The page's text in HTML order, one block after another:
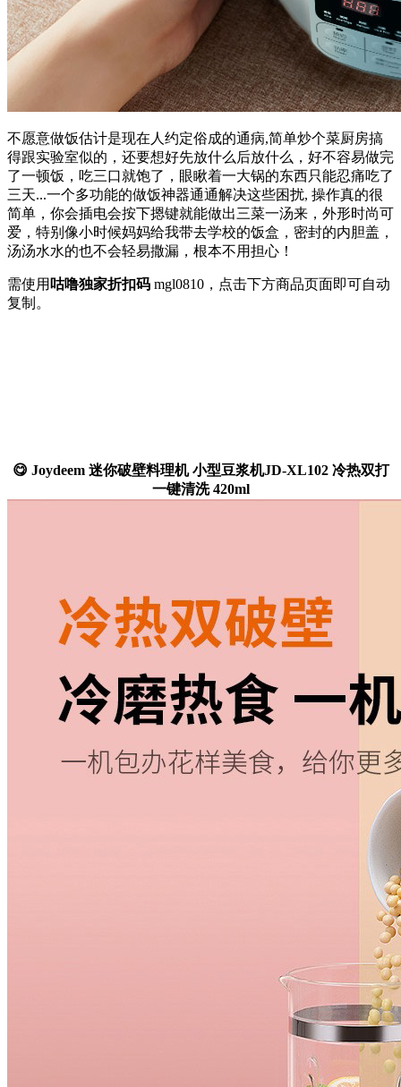
不愿意做饭估计是现在人约定俗成的通病,简单炒个菜厨房搞
得跟实验室似的，还要想好先放什么后放什么，好不容易做完
了一顿饭，吃三口就饱了，眼瞅着一大锅的东西只能忍痛吃了
三天...一个多功能的做饭神器通通解决这些困扰, 操作真的很
简单，你会插电会按下摁键就能做出三菜一汤来，外形时尚可
爱，特别像小时候妈妈给我带去学校的饭盒，密封的内胆盖，
汤汤水水的也不会轻易撒漏，根本不用担心！
需使用 咕噜独家折扣码 mgl0810 ，点击下方商品页面即可自动
复制。
😋 Joydeem 迷你破壁料理机 小型豆浆机JD-XL102 冷热双打
一键清洗 420ml